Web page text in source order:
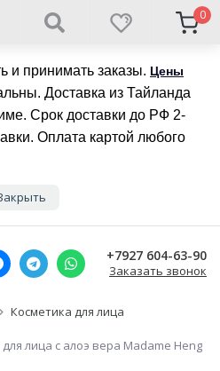
и принимать заказы. Цены
Доставка из Тайланда
Срок доставки до РФ 2-
Оплата картой любого
0
+7927 604-63-90
Заказать звонок
Косметика для лица
лица с алоэ вера Madame Heng